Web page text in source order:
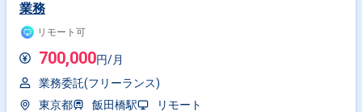
業務
リモート可
700,000円/月
業務委託(フリーランス)
東京都
飯田橋駅
リモート